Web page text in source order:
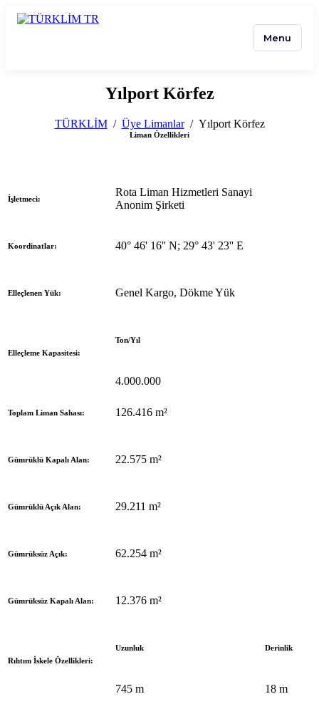
Menu
Yılport Körfez
TÜRKLİM/ Üye Limanlar/ Yılport Körfez
Liman Özellikleri
İşletmeci:
Rota Liman Hizmetleri Sanayi
Anonim Şirketi
Koordinatlar: 40° 46' 16'' N; 29° 43' 23'' E
Elleçlenen Yük: Genel Kargo, Dökme Yük
Elleçleme Kapasitesi:
Ton/Yıl
4.000.000
Toplam Liman Sahası: 126.416 m²
Gümrüklü Kapalı Alan: 22.575 m²
Gümrüklü Açık Alan: 29.211 m²
Gümrüksüz Açık: 62.254 m²
Gümrüksüz Kapalı Alan: 12.376 m²
Rıhtım İskele Özellikleri:
Uzunluk
745 m
Derinlik
18 m